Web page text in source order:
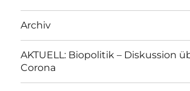
Archiv
AKTUELL: Biopolitik – Diskussion
Corona